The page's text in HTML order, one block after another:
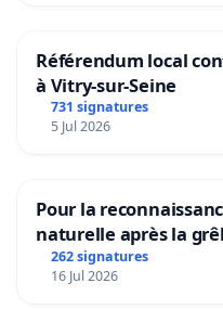
Référendum local
à Vitry-sur-Seine
731 signatures
5 Jul 2026
Pour la
naturelle après la
Aubenas et ses
262 signatures
16 Jul 2026